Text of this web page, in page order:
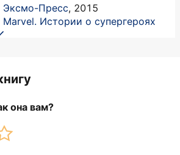
Эксмо-Пресс, 2015
Marvel. Истории о супергероях
она вам?